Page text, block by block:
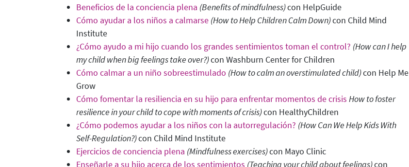
Beneficios de la conciencia plena (Benefits of mindfulness)con HelpGuide
Cómo ayudar a los niños a calmarse (How to Help Children Calm Down)con Child Mind
Institute
¿Cómo ayudo a mi hijo cuando los grandes sentimientos toman el control? (How can I help
my child when big feelings take over?)con Washburn Center for Children
Cómo calmar a un niño sobreestimulado (How to calm an overstimulated child)con Help Me
Grow
Cómo fomentar la resiliencia en su hijo para enfrentar momentos de crisis How to foster
resilience in your child to cope with moments of crisis)con HealthyChildren
¿Cómo podemos ayudar a los niños con la autorregulación? (How Can We Help Kids With
Self-Regulation?)con Child Mind Institute
Ejercicios de conciencia plena (Mindfulness exercises)con Mayo Clinic
Enseñarle a su hijo acerca de los sentimientos (Teaching your child about feelings)con